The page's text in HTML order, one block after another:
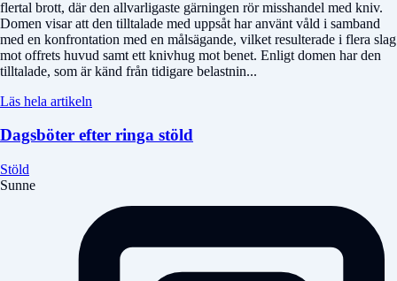
flertal brott, där den allvarligaste gärningen rör misshandel med kniv.
Domen visar att den tilltalade med uppsåt har använt våld i samband
med en konfrontation med en målsägande, vilket resulterade i flera slag
mot offrets huvud samt ett knivhug mot benet. Enligt domen har den
tilltalade, som är känd från tidigare belastnin...
Läs hela artikeln
Dagsböter efter ringa stöld
Stöld
Sunne